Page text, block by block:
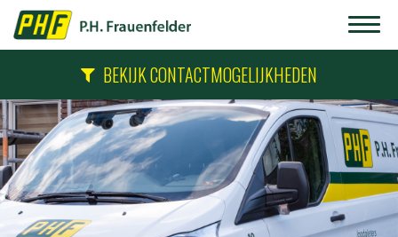
BEKIJK CONTACTMOGELIJKHEDEN